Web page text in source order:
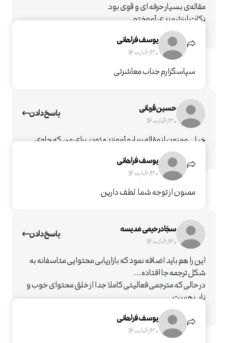
مقاله‌ی بسیار حرفه ای و قوی بود.
نکات ارزشمندی آموختم
پایدار باشید
یوسف فراهانی
1400/06/30
سپاسگزارم جناب معاشرتی
حسین قربانی
1400/06/30
پاسخ دادن
خیلی ممنون از مقاله پربار و آموزنده تون. برای من که حاوی
ایده های خیلی جالب و کاربردی بود.
یوسف فراهانی
1400/06/30
ممنون از توجه شما. لطف دارین.
سجّاد رحیمی مَدیسه
1400/06/30
پاسخ دادن
این را هم باید اضافه نمود که بازاریابی محتوایی متاسفانه به
شکل ترجمه جا افتاده…
در حالی که مترجمی فعالیتی کاملا جدا از خلق محتوای خوب و
ناب هست
که این جای کار دارد
یوسف فراهانی
1400/06/30